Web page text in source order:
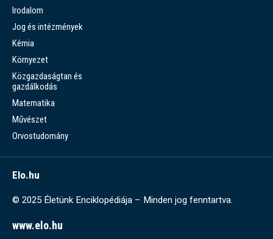
Irodalom
Jog és intézmények
Kémia
Környezet
Közgazdaságtan és
gazdálkodás
Matematika
Művészet
Orvostudomány
Elo.hu
© 2025 Életünk Enciklopédiája – Minden jog fenntartva.
www.elo.hu